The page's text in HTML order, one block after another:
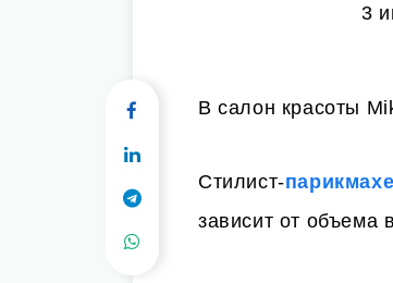
3
В салон красоты
Стилист-
зависит от объема